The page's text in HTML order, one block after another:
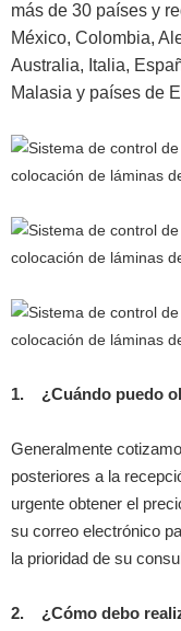
más de 30 países y
México, Colombia,
Australia, Italia,
Malasia y países de
1. ¿Cuándo puedo
Generalmente
posteriores a la
urgente obtener el
su correo electrónico
la prioridad de su
2. ¿Cómo debo